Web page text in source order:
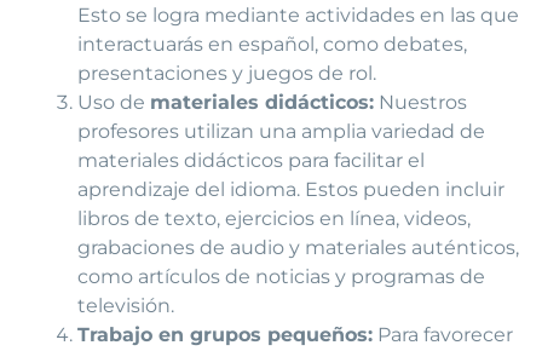
Esto se logra mediante actividades en las que
interactuarás en español, como debates,
presentaciones y juegos de rol.
Uso de materiales didácticos: Nuestros
profesores utilizan una amplia variedad de
materiales didácticos para facilitar el
aprendizaje del idioma. Estos pueden incluir
libros de texto, ejercicios en línea, videos,
grabaciones de audio y materiales auténticos,
como artículos de noticias y programas de
televisión.
Trabajo en grupos pequeños: Para favorecer